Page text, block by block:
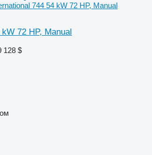
744 54 kW 72 HP, Manual
72 HP, Manual
128 $